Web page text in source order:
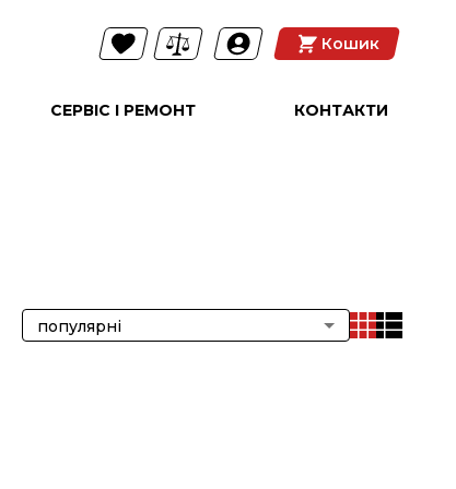
Кошик
СЕРВІС І РЕМОНТ КОНТАКТИ
популярні